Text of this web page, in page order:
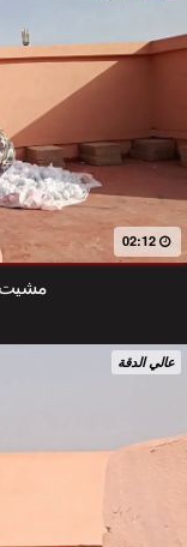
02:12
مشيت
عالي الدقة